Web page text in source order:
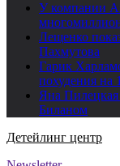
У компании
Лещенко
Пахмутова
Гарик
похудения на
Яна Пилецкая
Биланом
Детейлинг центр